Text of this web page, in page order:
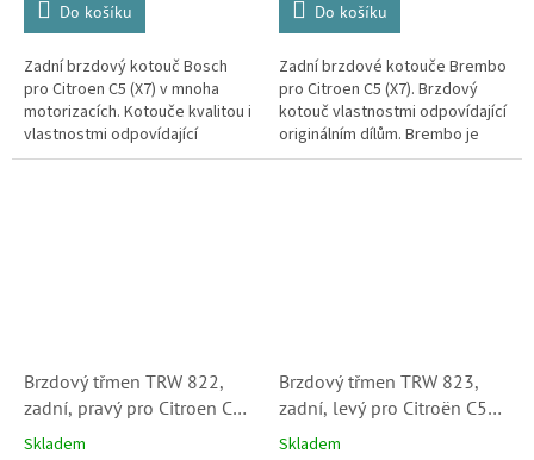
Do košíku
Zadní brzdový kotouč Bosch
pro Citroen C5 (X7) v mnoha
motorizacích. Kotouče kvalitou i
vlastnostmi odpovídající
originálním dílům. (Peugeot 407,
Do košíku
Zadní brzdové kotouče Brembo
pro Citroen C5 (X7). Brzdový
kotouč vlastnostmi odpovídající
originálním dílům. Brembo je
dodavatelem brzdových
Brzdový třmen TRW 822,
zadní, pravý pro Citroen C5
(X7, 4401G5, nový díl)
Skladem
Brzdový třmen TRW 823,
zadní, levý pro Citroën C5
(X7, 4401G4, nový díl)
Skladem